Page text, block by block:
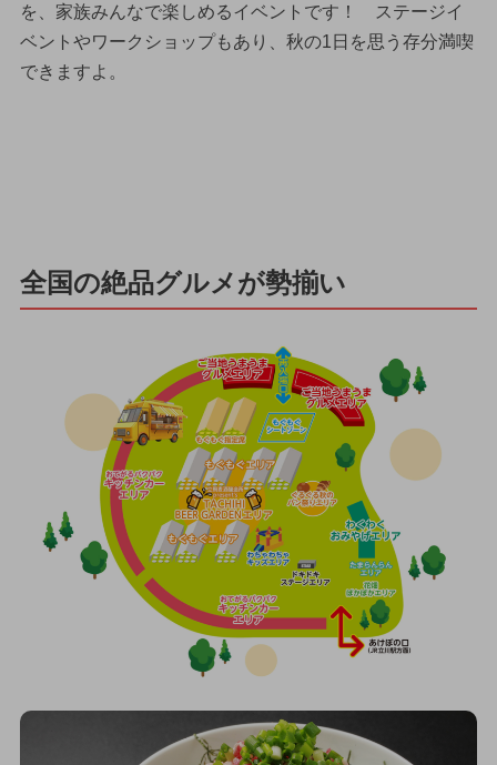
を、家族みんなで楽しめるイベントです！ ステージイ
ベントやワークショップもあり、秋の1日を思う存分満喫
できますよ。
全国の絶品グルメが勢揃い